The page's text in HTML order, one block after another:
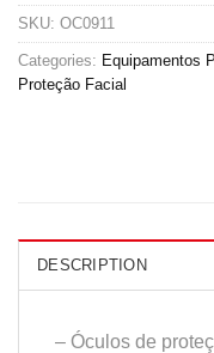
SKU: OC0911
Categories: Equipamentos
Proteção Facial
DESCRIPTION
– Óculos de